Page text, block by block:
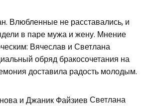
Влюбленные не расставались, и
в паре мужа и жену. Мнение
Вячеслав и Светлана
обряд бракосочетания на
доставила радость молодым.
Светлана